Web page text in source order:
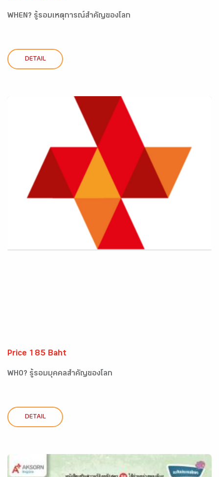
WHEN? รู้รอบเหตุการณ์สำคัญของโลก
DETAIL
Price 185 Baht
WHO? รู้รอบบุคคลสำคัญของโลก
DETAIL